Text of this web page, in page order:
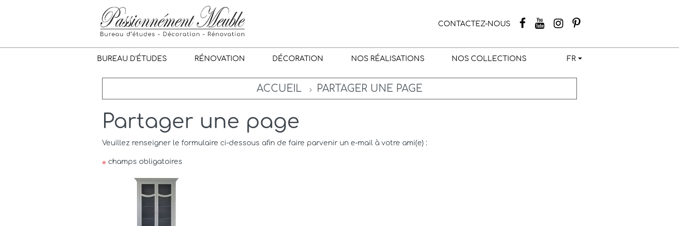
CONTACTEZ-NOUS
BUREAU D'ÉTUDES RÉNOVATION DÉCORATION NOS RÉALISATIONS NOS COLLECTIONS FR
ACCUEIL PARTAGER UNE PAGE
Partager une page
Veuillez renseigner le formulaire ci-dessous afin de faire parvenir un e-mail à votre ami(e) :
champs obligatoires